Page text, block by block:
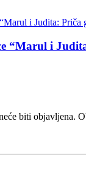
“Marul i
biti objavljena.